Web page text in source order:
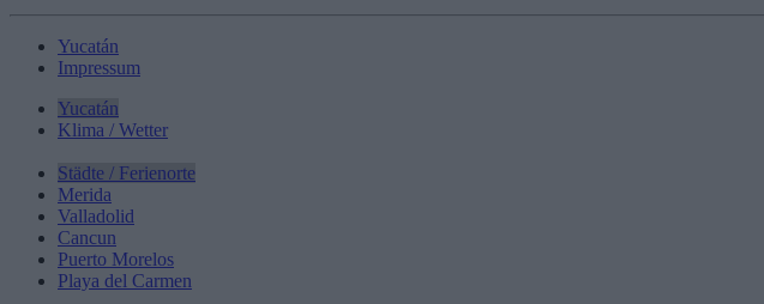
Yucatán
Impressum
Yucatán
Klima / Wetter
Städte / Ferienorte
Merida
Valladolid
Cancun
Puerto Morelos
Playa del Carmen